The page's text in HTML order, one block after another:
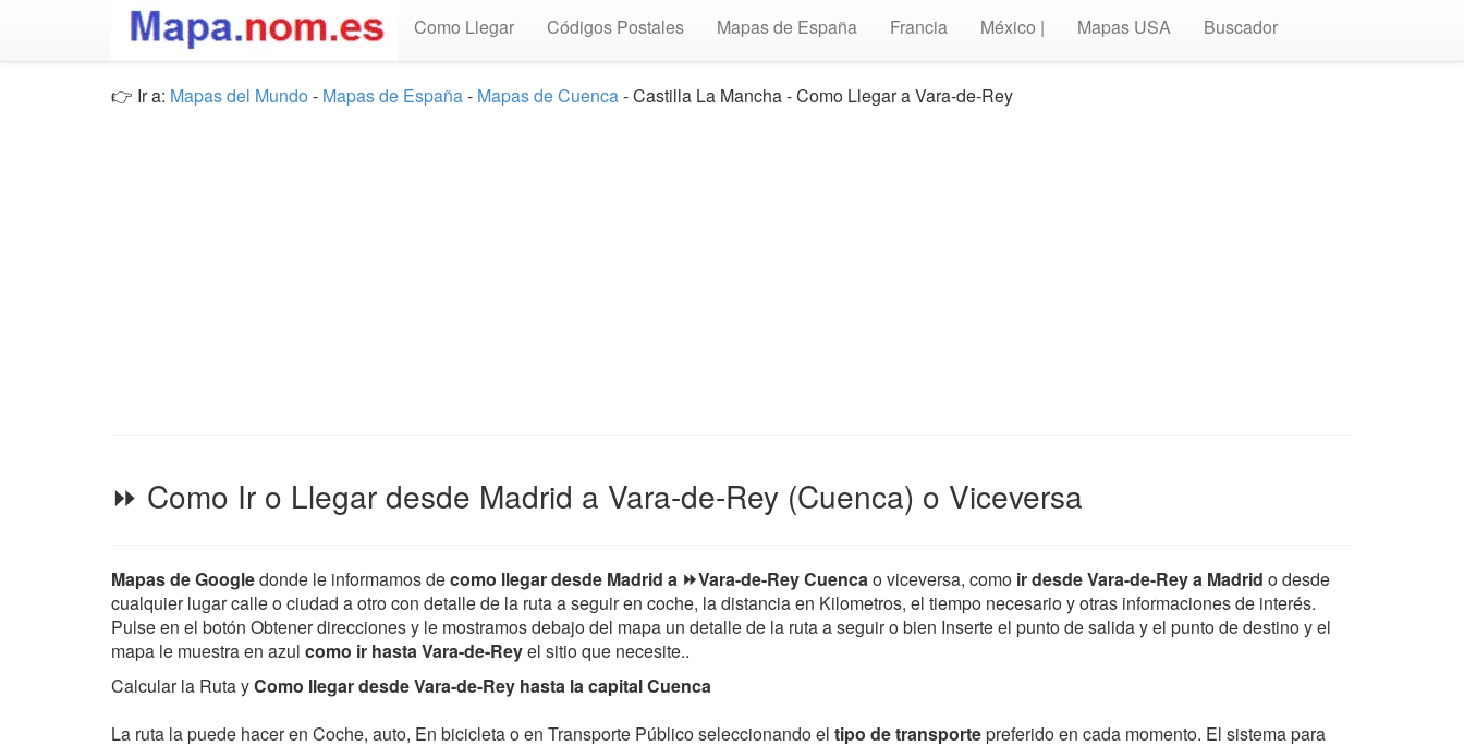
Como Llegar Códigos Postales Mapas de España Francia México | Mapas USA Buscador
👉 Ir a: Mapas del Mundo - Mapas de España- Mapas de Cuenca- Castilla La Mancha - Como Llegar a Vara-de-Rey
⏩ Como Ir o Llegar desde Madrid a Vara-de-Rey (Cuenca) o Viceversa
Mapas de Googledonde le informamos decomo llegar desde Madrid a ⏩Vara-de-Rey Cuencao viceversa, como ir desde Vara-de-Rey a Madrid o desde
cualquier lugar calle o ciudad a otro con detalle de la ruta a seguir en coche, la distancia en Kilometros, el tiempo necesario y otras informaciones de interés.
Pulse en el botón Obtener direcciones y le mostramos debajo del mapa un detalle de la ruta a seguir o bien Inserte el punto de salida y el punto de destino y el
mapa le muestra en azul como ir hasta Vara-de-Reyel sitio que necesite..
Calcular la Ruta yComo llegar desde Vara-de-Rey hasta la capital Cuenca
La ruta la puede hacer en Coche, auto, En bicicleta o en Transporte Público seleccionando el tipo de transportepreferido en cada momento. El sistema para